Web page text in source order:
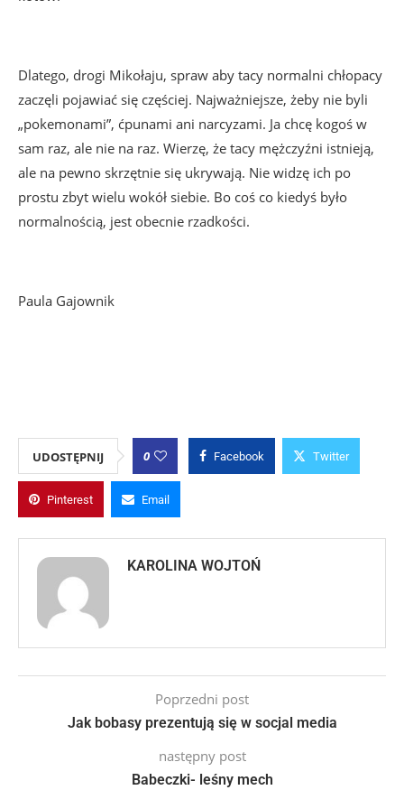
Dlatego, drogi Mikołaju, spraw aby tacy normalni chłopacy
zaczęli pojawiać się częściej. Najważniejsze, żeby nie byli
„pokemonami”, ćpunami ani narcyzami. Ja chcę kogoś w
sam raz, ale nie na raz. Wierzę, że tacy mężczyźni istnieją,
ale na pewno skrzętnie się ukrywają. Nie widzę ich po
prostu zbyt wielu wokół siebie. Bo coś co kiedyś było
normalnością, jest obecnie rzadkości.
Paula Gajownik
UDOSTĘPNIJ 0 Facebook Twitter
Pinterest Email
KAROLINA WOJTOŃ
Poprzedni post
Jak bobasy prezentują się w socjal media
następny post
Babeczki- leśny mech